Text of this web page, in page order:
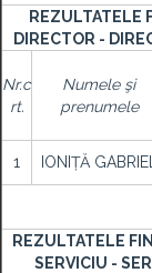
REZULTATELE
DIRECTOR -
Nr.c
rt.
Numele şi
prenumele
1 IONIȚĂ GABRIEL
REZULTATELE
SERVICIU -